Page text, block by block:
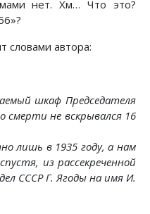
нет. Хм… Что это?
словами автора:
шкаф Председателя
смерти не вскрывался 16
лишь в 1935 году, а нам
из рассекреченной
СССР Г. Ягоды на имя И.